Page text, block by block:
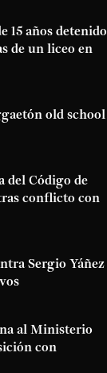
15 años detenido
de un liceo en
old school
del Código de
conflicto con
Sergio Yáñez
al Ministerio
con